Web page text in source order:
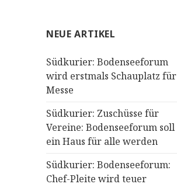
NEUE ARTIKEL
Südkurier: Bodenseeforum
wird erstmals Schauplatz für
Messe
Südkurier: Zuschüsse für
Vereine: Bodenseeforum soll
ein Haus für alle werden
Südkurier: Bodenseeforum:
Chef-Pleite wird teuer